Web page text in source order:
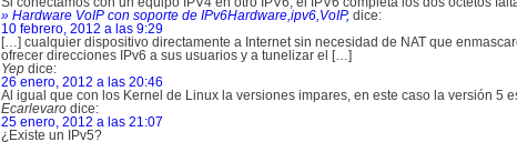
» Hardware VoIP con soporte de IPv6Hardware,ipv6,VoIP, dice:
10 febrero, 2012 a las 9:29
[…] cualquier dispositivo directamente a Internet sin necesidad de NAT que
ofrecer direcciones IPv6 a sus usuarios y a tunelizar el […]
Yep dice:
26 enero, 2012 a las 20:46
Al igual que con los Kernel de Linux la versiones impares, en este caso la versión 5
Ecarlevaro dice:
25 enero, 2012 a las 21:07
¿Existe un IPv5?